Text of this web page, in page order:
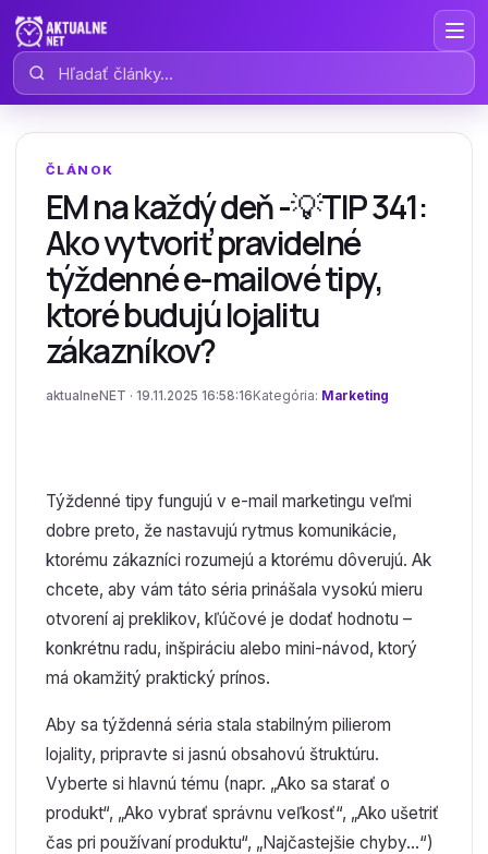
Hľadať články
ČLÁNOK
EM na každý deň -💡TIP 341:
Ako vytvoriť pravidelné
týždenné e-mailové tipy,
ktoré budujú lojalitu
zákazníkov?
aktualneNET · 19.11.2025 16:58:16 Kategória: Marketing
Týždenné tipy fungujú v e-mail marketingu veľmi
dobre preto, že nastavujú rytmus komunikácie,
ktorému zákazníci rozumejú a ktorému dôverujú. Ak
chcete, aby vám táto séria prinášala vysokú mieru
otvorení aj preklikov, kľúčové je dodať hodnotu –
konkrétnu radu, inšpiráciu alebo mini-návod, ktorý
má okamžitý praktický prínos.
Aby sa týždenná séria stala stabilným pilierom
lojality, pripravte si jasnú obsahovú štruktúru.
Vyberte si hlavnú tému (napr. „Ako sa starať o
produkt“, „Ako vybrať správnu veľkosť“, „Ako ušetriť
čas pri používaní produktu“, „Najčastejšie chyby…“)